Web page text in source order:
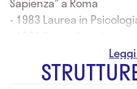
- 1983 Laurea in
- 1992 Specializzazione
l'Università "La Sapienza"